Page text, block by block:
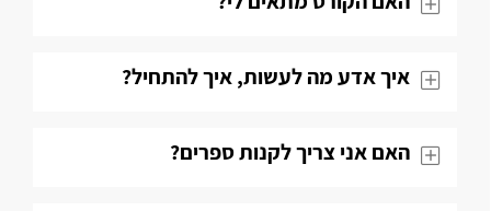
איך אדע מה לעשות, איך להתחיל?
האם אני צריך לקנות ספרים?